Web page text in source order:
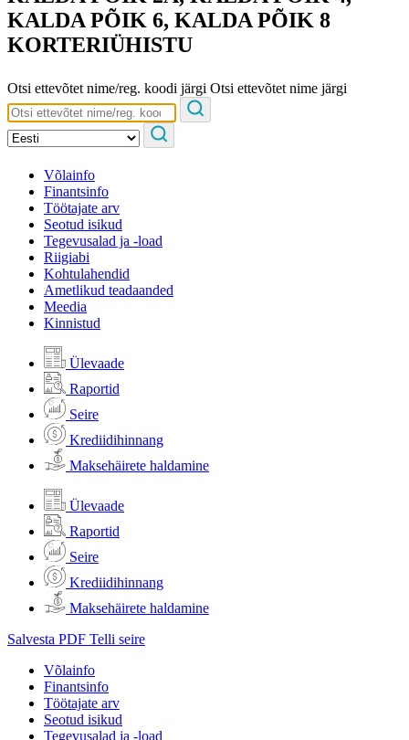
KALDA PÕIK 6, KALDA PÕIK 8
KORTERIÜHISTU
Otsi ettevõtet nime/reg. koodi järgi Otsi ettevõtet nime järgi
Võlainfo
Finantsinfo
Töötajate arv
Seotud isikud
Tegevusalad ja -load
Riigiabi
Kohtulahendid
Ametlikud teadaanded
Meedia
Kinnistud
Ülevaade
Raportid
Seire
Krediidihinnang
Maksehäirete haldamine
Ülevaade
Raportid
Seire
Krediidihinnang
Maksehäirete haldamine
Salvesta PDF Telli seire
Võlainfo
Finantsinfo
Töötajate arv
Seotud isikud
Tegevusalad ja -load